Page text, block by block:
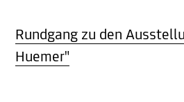
Rundgang zu den
Huemer"